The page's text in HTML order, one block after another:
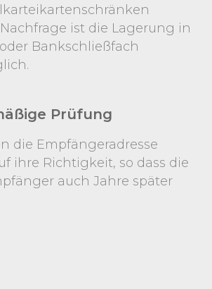
ist die Lagerung in
Bankschließfach
Prüfung
die Empfängeradresse
ihre Richtigkeit, so dass die
auch Jahre später